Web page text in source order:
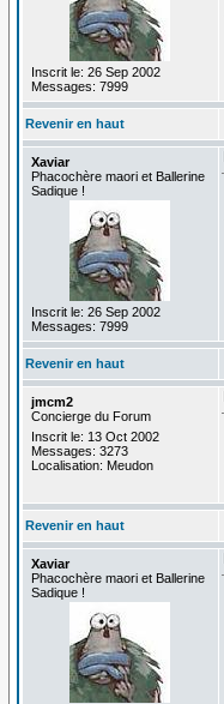
Inscrit le: 26 Sep 2002
Messages: 7999
Revenir en haut
Xaviar
Phacochère maori et Ballerine
Sadique !
Inscrit le: 26 Sep 2002
Messages: 7999
Revenir en haut
jmcm2
Concierge du Forum
Inscrit le: 13 Oct 2002
Messages: 3273
Localisation: Meudon
Revenir en haut
Xaviar
Phacochère maori et Ballerine
Sadique !